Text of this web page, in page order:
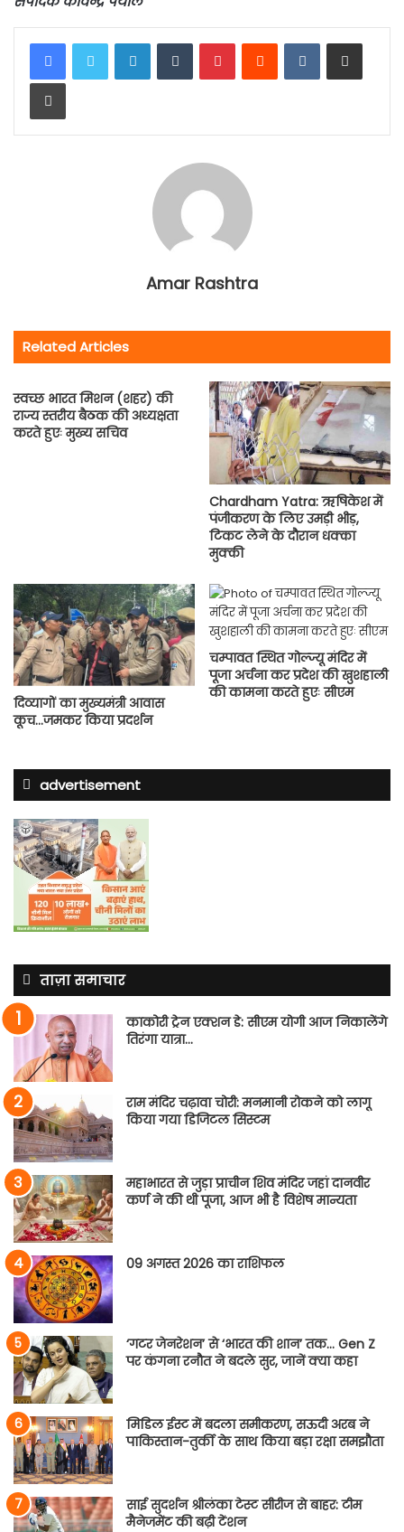
LinkedInTumblrPinterestReddit VKontakteShare via Email
Print
Amar Rashtra
Related Articles
स्वच्छ भारत मिशन (शहर) की
राज्य स्तरीय बैठक की अध्यक्षता
करते हुएः मुख्य सचिव
Chardham Yatra: ऋषिकेश में
पंजीकरण के लिए उमड़ी भीड़,
टिकट लेने के दौरान धक्का
मुक्की
दिव्यागों का मुख्यमंत्री आवास
कूच…जमकर किया प्रदर्शन
चम्पावत स्थित गोल्ज्यू मंदिर में
पूजा अर्चना कर प्रदेश की खुशहाली
की कामना करते हुएः सीएम
advertisement
ताज़ा समाचार
काकोरी ट्रेन एक्शन डे: सीएम योगी आज निकालेंगे
तिरंगा यात्रा…
राम मंदिर चढ़ावा चोरी: मनमानी रोकने को लागू
किया गया डिजिटल सिस्टम
महाभारत से जुड़ा प्राचीन शिव मंदिर जहां दानवीर
कर्ण ने की थी पूजा, आज भी है विशेष मान्यता
09 अगस्त 2026 का राशिफल
‘गटर जेनरेशन’ से ‘भारत की शान’ तक… Gen Z
पर कंगना रनौत ने बदले सुर, जानें क्या कहा
मिडिल ईस्ट में बदला समीकरण, सऊदी अरब ने
पाकिस्तान-तुर्की के साथ किया बड़ा रक्षा समझौता
साई सुदर्शन श्रीलंका टेस्ट सीरीज से बाहर: टीम
मैनेजमेंट की बढ़ी टेंशन